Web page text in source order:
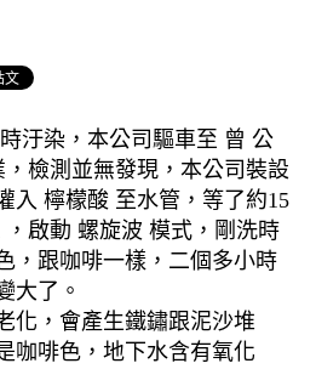
汙染，本公司驅車至 曾 公
檢測並無發現，本公司裝設
入 檸檬酸 至水管，等了約15
啟動 螺旋波 模式，剛洗時
，跟咖啡一樣，二個多小時
大了。
化，會產生鐵鏽跟泥沙堆
咖啡色，地下水含有氧化